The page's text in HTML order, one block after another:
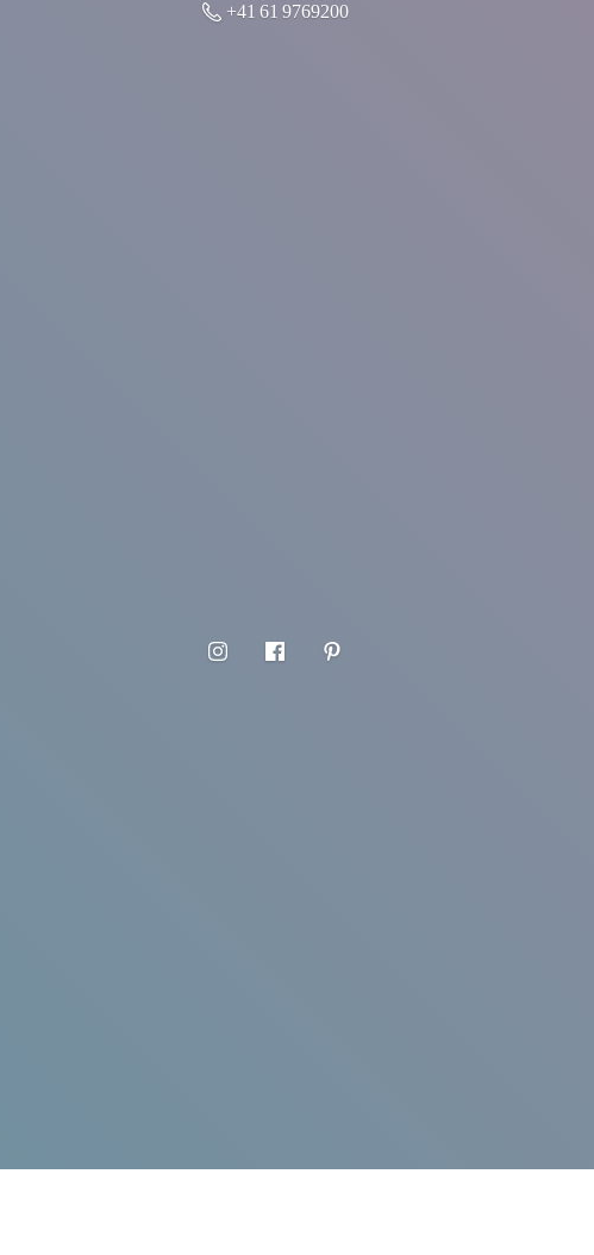
+41 61 9769200